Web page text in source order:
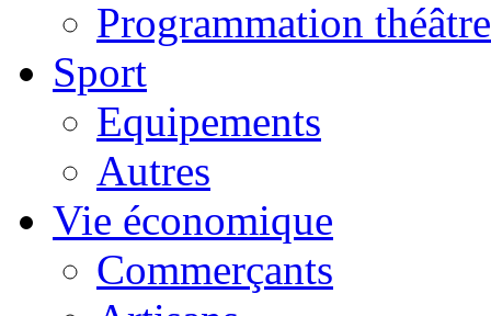
Programmation théâtre
Sport
Equipements
Autres
Vie économique
Commerçants